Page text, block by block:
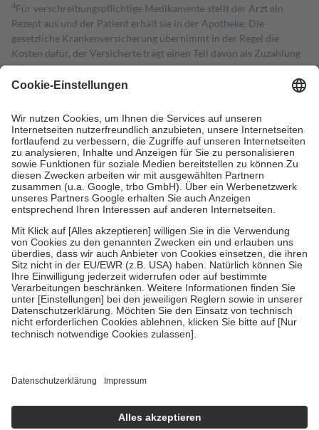
4Für verschreibungspflichtige Medikamente stellt der Arzt ein
Rezept aus und der Patient erhält sie in der Apotheke. Die
gesetzliche Krankenversicherung übernimmt in der Regel die
Kosten dafür, der Versicherte trägt einen Teil davon als Zuzahlung
mit.
Grundsätzlich leisten Mitglieder Zuzahlungen in Höhe von zehn
höchstens zehn Euro.
Es sind jedoch nie mehr als die tatsächlichen
Kosten der Leistung zu entrichten.
Diese Regeln gelten grundsätzlich auch für Online-Apotheken.
Bei Heilmitteln und häuslicher Krankenpflege beträgt die
Zuzahlung zehn Prozent der Kosten sowie zehn Euro je
Verordnung.
Um das Engagement der Versicherten für ihre eigene Gesundheit zu
stärken und die besondere Stellung der Familie zu unterstützen,
fallenkeine Zuzahlungenan bei:
• Kindern und Jugendlichen bis zum vollendeten 18. Lebensjahr
mit Ausnahme der Fahrkosten
• Untersuchungen zur Vorsorge und Früherkennung, die von der
GKV getragen werden
• empfohlenen Schutzimpfungen
• Harn- und Blutteststreifen
getroffen, um sicherzustellen, dass es sich um echte Bewertungen
https://help.etrusted.com/hc/de/articles/4419944605341